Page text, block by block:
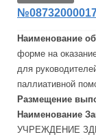
Наименование
форме на
для руководит
паллиативной
Размещение
Наименование
УЧРЕЖДЕНИЕ